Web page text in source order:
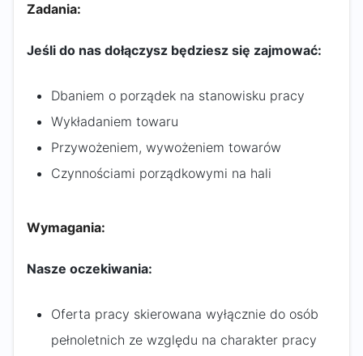
Zadania:
Jeśli do nas dołączysz będziesz się zajmować:
Dbaniem o porządek na stanowisku pracy
Wykładaniem towaru
Przywożeniem, wywożeniem towarów
Czynnościami porządkowymi na hali
Wymagania:
Nasze oczekiwania:
Oferta pracy skierowana wyłącznie do osób
pełnoletnich ze względu na charakter pracy